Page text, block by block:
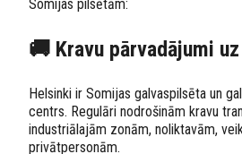
Somijas pilsētām:
🚚 Kravu pārvadājumi
Helsinki ir Somijas galvaspilsēta un
centrs. Regulāri nodrošinām kravu
industriālajām zonām, noliktavām,
privātpersonām.